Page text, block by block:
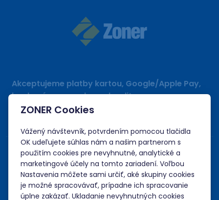
Akceptujeme platby kartou, Google/Apple Pay,
bankovým prevodom a kreditom.
ZONER Cookies
Vážený návštevník, potvrdením pomocou tlačidla
OK udeľujete súhlas nám a našim partnerom s
použitím cookies pre nevyhnutné, analytické a
marketingové účely na tomto zariadení. Voľbou
Nastavenia môžete sami určiť, aké skupiny cookies
je možné spracovávať, prípadne ich spracovanie
úplne zakázať. Ukladanie nevyhnutných cookies